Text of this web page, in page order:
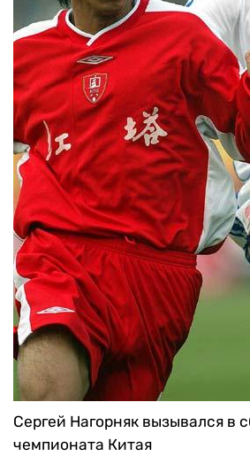
Сергей Нагорняк вызывался в
чемпионата Китая